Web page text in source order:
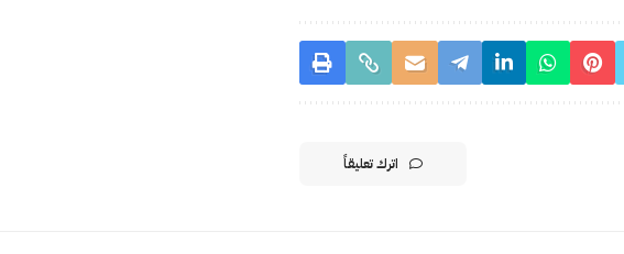
اترك تعليقاً